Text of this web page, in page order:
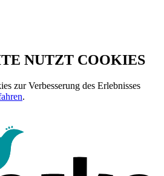
NUTZT COOKIES
zur Verbesserung des Erlebnisses
.